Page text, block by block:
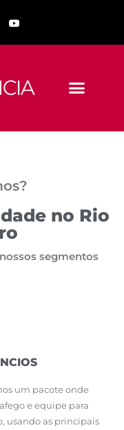
no Rio
segmentos
um pacote onde
e equipe para
usando as principais